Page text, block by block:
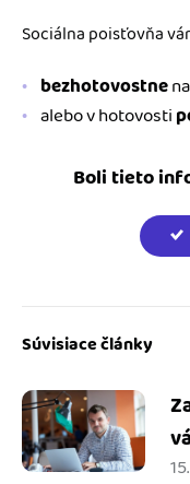
Sociálna poisťovňa
bezhotovostne
alebo v hotovosti
Boli tieto
Súvisiace články